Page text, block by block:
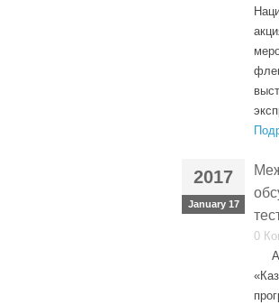
2017
January 17
0